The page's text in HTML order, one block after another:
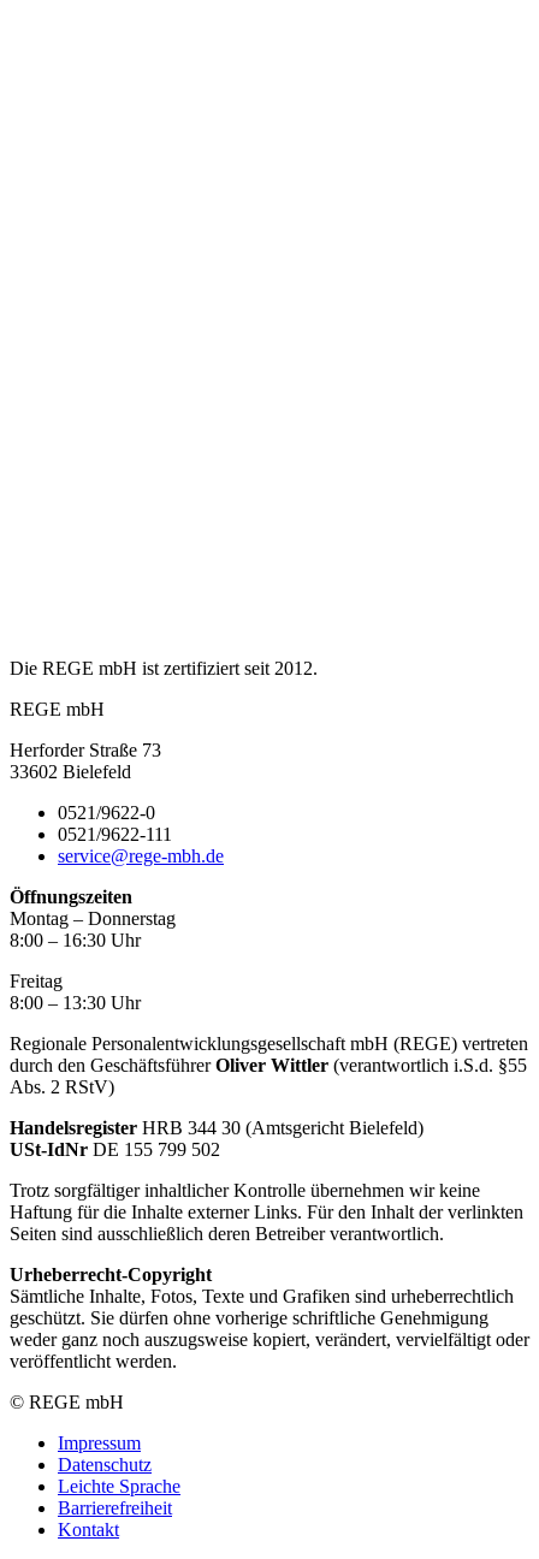
Die REGE mbH ist zertifiziert seit 2012.
REGE mbH
Herforder Straße 73
33602 Bielefeld
0521/9622-0
0521/9622-111
service@rege-mbh.de
Öffnungszeiten
Montag – Donnerstag
8:00 – 16:30 Uhr
Freitag
8:00 – 13:30 Uhr
Regionale Personalentwicklungsgesellschaft mbH (REGE) vertreten
durch den GeschäftsführerOliver Wittler (verantwortlich i.S.d. §55
Abs. 2 RStV)
Handelsregister HRB 344 30 (Amtsgericht Bielefeld)
USt-IdNr DE 155 799 502
Trotz sorgfältiger inhaltlicher Kontrolle übernehmen wir keine
Haftung für die Inhalte externer Links. Für den Inhalt der verlinkten
Seiten sind ausschließlich deren Betreiber verantwortlich.
Urheberrecht-Copyright
Sämtliche Inhalte, Fotos, Texte und Grafiken sind urheberrechtlich
geschützt. Sie dürfen ohne vorherige schriftliche Genehmigung
weder ganz noch auszugsweise kopiert, verändert, vervielfältigt oder
veröffentlicht werden.
© REGE mbH
Impressum
Datenschutz
Leichte Sprache
Barrierefreiheit
Kontakt